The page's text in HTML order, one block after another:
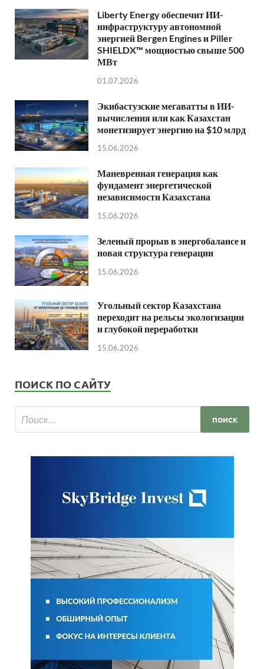
Liberty Energy обеспечит ИИ-
инфраструктуру автономной
энергией Bergen Engines и Piller
SHIELDX™ мощностью свыше 500
МВт
01.07.2026
Экибастузские мегаватты в ИИ-
вычисления или как Казахстан
монетизирует энергию на $10 млрд
15.06.2026
Маневренная генерация как
фундамент энергетической
независимости Казахстана
15.06.2026
Зеленый прорыв в энергобалансе и
новая структура генерации
15.06.2026
Угольный сектор Казахстана
переходит на рельсы экологизации
и глубокой переработки
15.06.2026
ПОИСК ПО САЙТУ